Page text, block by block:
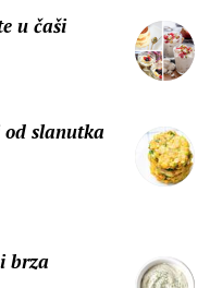
u čaši
od slanutka
brza